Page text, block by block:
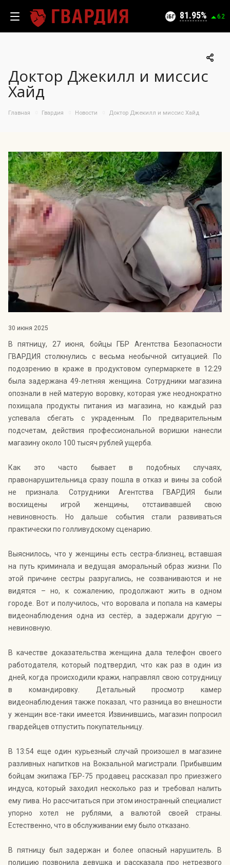
81.95 6.2
08.07
50
55
60
65
70
95
100
05.08
81.95%
Индекс Безопасности ГВАРДИИ –
открытый проект Агентства Безопасности ГВАРДИЯ для
оценки уровня защищённости жителей города от
криминальных угроз. Подробнее >>
Доктор Джекилл и миссис
Хайд
Главная Гвардия Новости Доктор Джекилл и миссис Хайд
30 июня 2025
В пятницу, 27 июня, бойцы ГБР Агентства Безопасности
ГВАРДИЯ столкнулись с весьма необычной ситуацией. По
подозрению в краже в продуктовом супермаркете в 12:29
была задержана 49-летняя женщина. Сотрудники магазина
опознали в ней матерую воровку, которая уже неоднократно
похищала продукты питания из магазина, но каждый раз
успевала сбегать с украденным. По предварительным
подсчетам, действия профессиональной воришки нанесли
магазину около 100 тысяч рублей ущерба.
Как это часто бывает в подобных случаях,
правонарушительница сразу пошла в отказ и вины за собой
не признала. Сотрудники Агентства ГВАРДИЯ были
восхищены игрой женщины, отстаивавшей свою
невиновность. Но дальше события стали развиваться
практически по голливудскому сценарию.
Выяснилось, что у женщины есть сестра-близнец, вставшая
на путь криминала и ведущая аморальный образ жизни. По
этой причине сестры разругались, не созваниваются и не
видятся – но, к сожалению, продолжают жить в одном
городе. Вот и получилось, что воровала и попала на камеры
видеонаблюдения одна из сестёр, а задержали другую —
невиновную.
В качестве доказательства женщина дала телефон своего
работодателя, который подтвердил, что как раз в один из
дней, когда происходили кражи, направлял свою сотрудницу
в командировку. Детальный просмотр камер
видеонаблюдения также показал, что разница во внешности
у женщин все-таки имеется. Извинившись, магазин попросил
гвардейцев отпустить покупательницу.
В 13:54 еще один курьезный случай произошел в магазине
разливных напитков на Вокзальной магистрали. Прибывшим
бойцам экипажа ГБР-75 продавец рассказал про приезжего
индуса, который заходил несколько раз и требовал налить
ему пива. Но рассчитаться при этом иностранный специалист
упорно хотел не рублями, а валютой своей страны.
Естественно, что в обслуживании ему было отказано.
В пятницу был задержан и более опасный нарушитель. В
полицию позвонила девушка и рассказала про нетрезвого